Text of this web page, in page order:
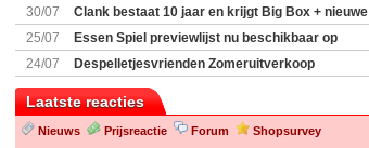
30/07
Clank bestaat 10 jaar en krijgt Big Box + nieuwe
uitbreiding
25/07
Essen Spiel previewlijst nu beschikbaar op
Boardgamegeek
24/07
Despelletjesvrienden Zomeruitverkoop
Laatste reacties
Nieuws Prijsreactie Forum Shopsurvey